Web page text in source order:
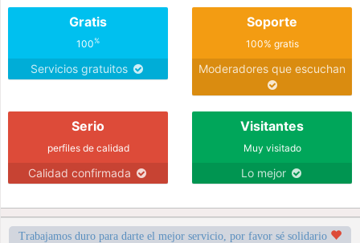
Gratis
100%
Servicios gratuitos
Soporte
100% gratis
Moderadores que escuchan
Serio
perfiles de calidad
Calidad confirmada
Visitantes
Muy visitado
Lo mejor
Trabajamos duro para darte el mejor servicio, por favor sé solidario